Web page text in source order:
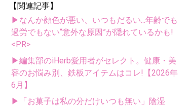
【関連記事】
▶なんか顔色が悪い、いつもだるい...年齢でも
過労でもない“意外な原因”が隠れているかも!
<PR>
▶編集部のiHerb愛用者がセレクト。健康・美
容のお悩み別、鉄板アイテムはコレ!【2026年
6月】
▶「お菓子は私の分だけいつも無い」陰湿